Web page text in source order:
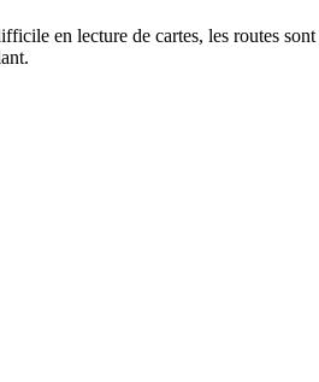
en lecture de cartes, les routes